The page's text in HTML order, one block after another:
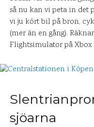
så nu kan vi peta in det
vi ju kört bil på bron,
(mer än en gång).
Flightsimulator på Xbox
sjöarna